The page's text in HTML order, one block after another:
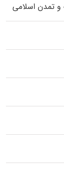
و تمدن اسلامی